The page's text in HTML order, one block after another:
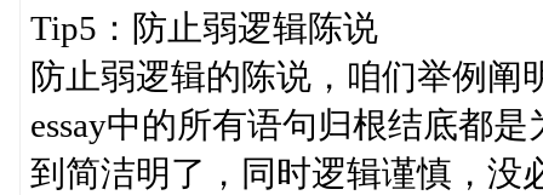
Tip5：防止弱逻辑陈说
防止弱逻辑的陈说，咱们举例阐
essay中的所有语句归根结底都
到简洁明了，同时逻辑谨慎，没